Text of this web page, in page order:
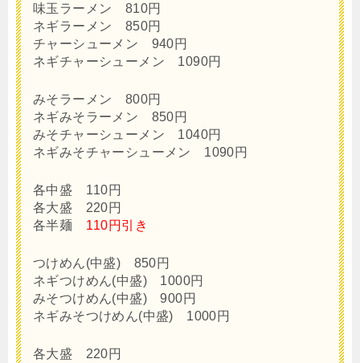
味玉ラーメン 810円
ネギラーメン 850円
チャーシューメン 940円
ネギチャーシューメン 1090円
みそラーメン 800円
ネギみそラーメン 850円
みそチャーシューメン 1040円
ネギみそチャーシューメン 1090円
各中盛 110円
各大盛 220円
各半麺 110円引き
つけめん(中盛) 850円
ネギつけめん(中盛) 1000円
みそつけめん(中盛) 900円
ネギみそつけめん(中盛) 1000円
各大盛 220円